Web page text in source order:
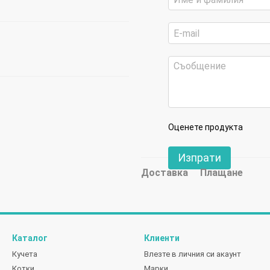
Оценете продукта
Изпрати
Доставка Плащане
Каталог
Кучета
Клиенти
Влезте в личния си акаунт